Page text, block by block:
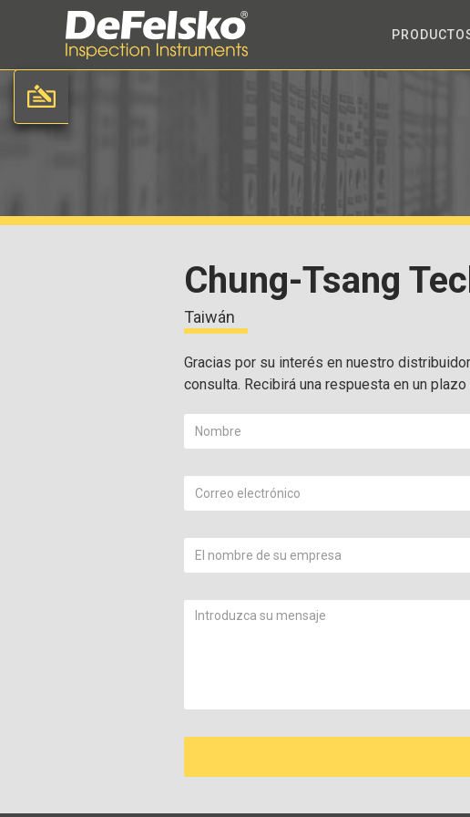
Chung-Tsang
Taiwán
Gracias por su interés en nuestro
consulta. Recibirá una respuesta en un